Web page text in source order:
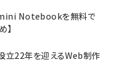
Notebookを無料で
】
立22年を迎えるWeb制作